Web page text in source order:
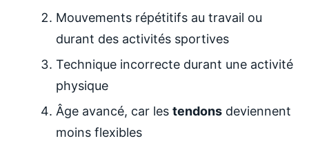
Mouvements répétitifs au travail ou
durant des activités sportives
Technique incorrecte durant une activité
physique
Âge avancé, car les tendons deviennent
moins flexibles